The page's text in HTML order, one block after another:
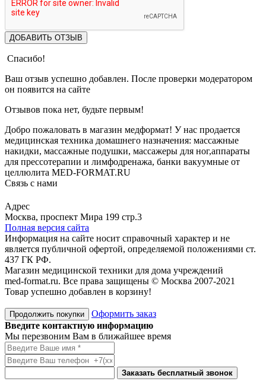
ДОБАВИТЬ ОТЗЫВ
Спасибо!
Ваш отзыв успешно добавлен. После проверки модератором
он появится на сайте
Отзывов пока нет, будьте первым!
Добро пожаловать в магазин медформат! У нас продается
медицинская техника домашнего назначения: массажные
накидки, массажные подушки, массажеры для ног,аппараты
для прессотерапии и лимфодренажа, банки вакуумные от
целлюлита MED-FORMAT.RU
Связь с нами
Адрес
Москва, проспект Мира 199 стр.3
Полная версия сайта
Информация на сайте носит справочный характер и не
является публичной офертой, определяемой положениями ст.
437 ГК РФ.
Магазин медицинской техники для дома учреждений
med-format.ru. Все права защищены © Москва 2007-2021
Товар успешно добавлен в корзину!
Продолжить покупки
Оформить заказ
Введите контактную информацию
Мы перезвоним Вам в ближайшее время
Заказать бесплатный звонок